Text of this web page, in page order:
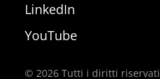
LinkedIn
YouTube
© 2026 Tutti i diritti riservati